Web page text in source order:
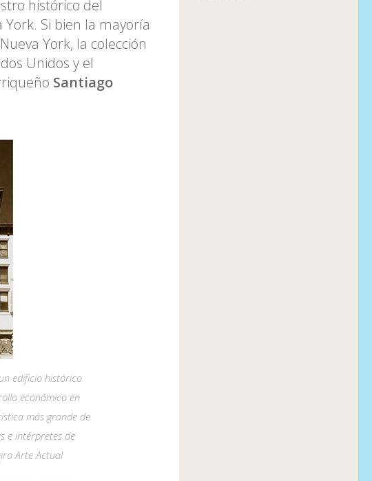
histórico del
Si bien la mayoría
York, la colección
Unidos y el
Santiago
edificio histórico
económico en
más grande de
e intérpretes de
Arte Actual